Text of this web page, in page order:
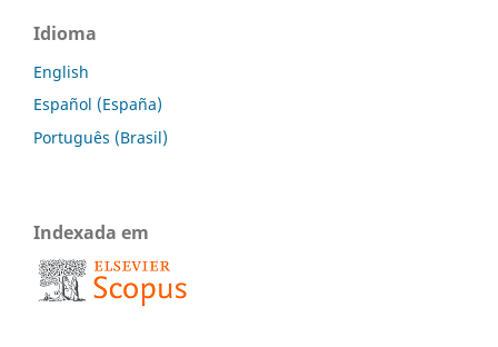
Idioma
English
Español (España)
Português (Brasil)
Indexada em